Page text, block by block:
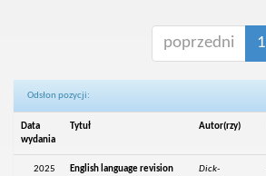
poprzedni 1
Odsłon pozycji:
Data
wydania
Tytuł Autor(rzy)
2025
English language revision
Dick-